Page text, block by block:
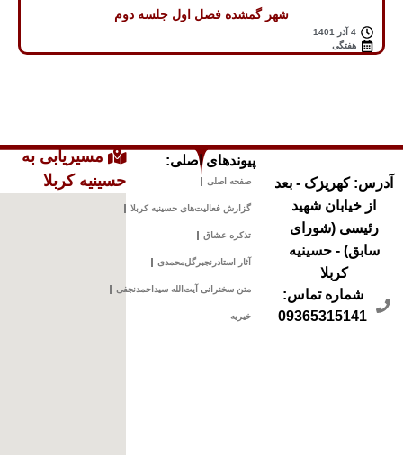
شهر گمشده فصل اول جلسه دوم
4 آذر 1401
هفتگی
آدرس: کهریزک - بعد
از خیابان شهید
رئیسی (شورای
سابق) - حسینیه
کربلا
شماره تماس:
09365315141
پیوندهای اصلی:
صفحه اصلی
گزارش فعالیت‌های حسینیه کربلا
تذکره عشاق
آثار استادرنجبرگل‌محمدی
متن سخنرانی آیت‌الله سیداحمدنجفی
خیریه
مسیریابی به
حسینیه کربلا